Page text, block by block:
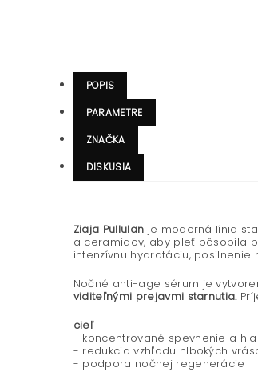
POPIS
PARAMETRE
ZNAČKA
DISKUSIA
Ziaja Pullulan je moderná línia
a ceramidov, aby pleť pôsobila
intenzívnu hydratáciu,
Nočné anti-age sérum je
viditeľnými prejavmi starnutia.
cieľ
- koncentrované spevnenie a
- redukcia vzhľadu hlbokých
- podpora nočnej regenerácie